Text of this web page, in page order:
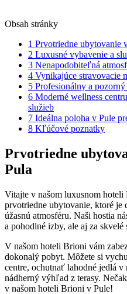
Obsah stránky
1 Prvotriedne ubytovanie
2 Luxusné vybavenie a
3 Nenapodobiteľná
4 Vynikajúce stravovacie
5 Profesionálny a
6 Moderné wellness
služieb
7 Ideálna poloha v Pule
8 Kľúčové poznatky
Prvotriedne
Pula
Vitajte v našom luxusnom
prvotriedne ubytovanie, ktoré je
úžasnú atmosféru. Naši hostia
a pohodlné izby, ale aj za
V našom hoteli Brioni vám
dokonalý pobyt. Môžete si
centre, ochutnať lahodné jedlá
nádherný výhľad z terasy.
v našom hoteli Brioni v Pule!